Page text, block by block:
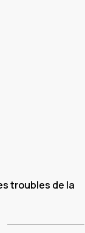
troubles de la